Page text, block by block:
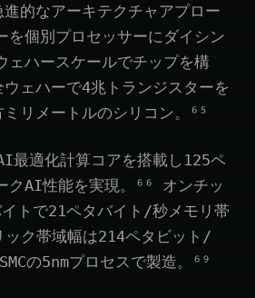
的なアーキテクチャアプロー
を個別プロセッサーにダイシン
ェハースケールでチップを構
ェハーで4兆トランジスターを
リメートルのシリコン。⁶⁵
最適化計算コアを搭載し125ペ
クAI性能を実現。⁶⁶ オンチッ
イトで21ペタバイト/秒メモリ帯
ク帯域幅は214ペタビット/
の5nmプロセスで製造。⁶⁹